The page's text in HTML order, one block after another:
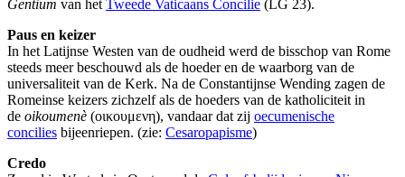
Gentium van het Tweede Vaticaans Concilie (LG 23).
Paus en keizer
In het Latijnse Westen van de oudheid werd de bisschop van Rome
steeds meer beschouwd als de hoeder en de waarborg van de
universaliteit van de Kerk. Na de Constantijnse Wending zagen de
Romeinse keizers zichzelf als de hoeders van de katholiciteit in
de oikoumenè (οικουμενη), vandaar dat zij oecumenische
concilies bijeenriepen. (zie: Cesaropapisme)
Credo